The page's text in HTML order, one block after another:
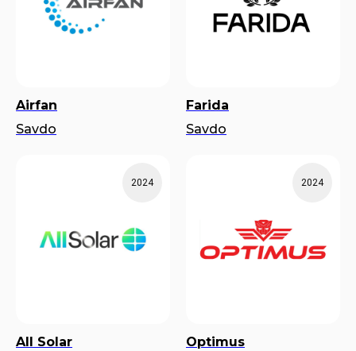
Airfan
Savdo
Farida
Savdo
2024
All Solar
2024
Optimus